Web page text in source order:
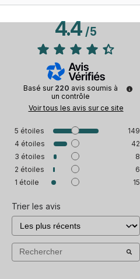
4.4/5
Basé sur 220 avis soumis à
un contrôle
Voir tous les avis sur ce site
5 étoiles
149
4 étoiles
42
3 étoiles
8
2 étoiles
6
1 étoile 15
Trier les avis